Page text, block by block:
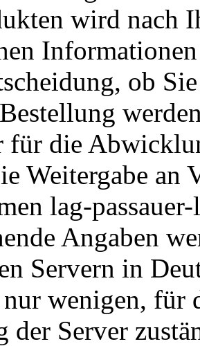
wird nach
ob
für die
Weitergabe an
lag-
Angaben
Servern in
wenigen, für
der Server